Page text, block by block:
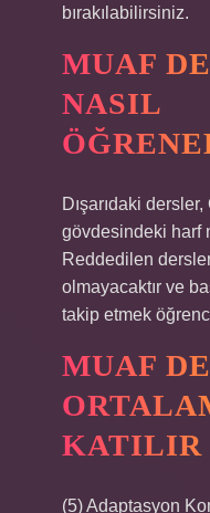
bırakılabilirsiniz.
MUAF
NASIL
Dışarıdaki
gövdesindeki harf
Reddedilen
olmayacaktır ve
takip etmek
MUAF
KATILIR
(5) Adaptasyon